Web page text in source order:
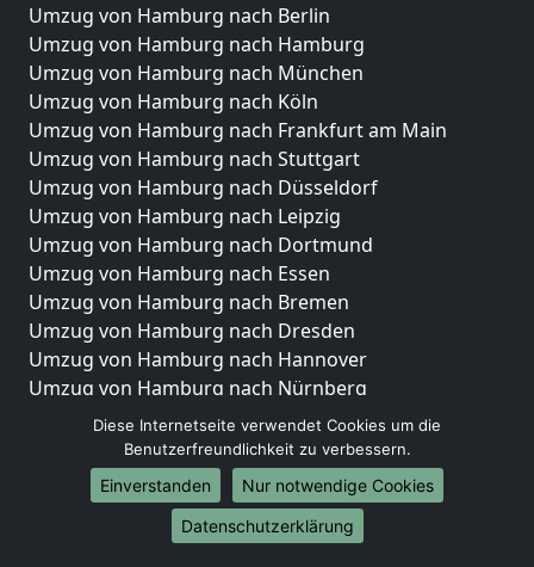
Umzug von Hamburg nach Berlin
Umzug von Hamburg nach Hamburg
Umzug von Hamburg nach München
Umzug von Hamburg nach Köln
Umzug von Hamburg nach Frankfurt am Main
Umzug von Hamburg nach Stuttgart
Umzug von Hamburg nach Düsseldorf
Umzug von Hamburg nach Leipzig
Umzug von Hamburg nach Dortmund
Umzug von Hamburg nach Essen
Umzug von Hamburg nach Bremen
Umzug von Hamburg nach Dresden
Umzug von Hamburg nach Hannover
Umzug von Hamburg nach Nürnberg
Umzug von Hamburg nach Duisburg
Umzug von Hamburg nach Bochum
Umzug von Hamburg nach Wuppertal
Umzug von Hamburg nach Bielefeld
Umzug von Hamburg nach Bonn
Diese Internetseite verwendet Cookies um die
Benutzerfreundlichkeit zu verbessern.
Einverstanden
Nur notwendige Cookies
Datenschutzerklärung